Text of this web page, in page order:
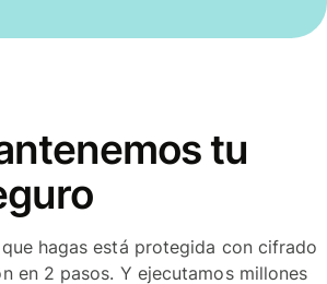
tu
hagas está protegida con cifrado
en 2 pasos. Y ejecutamos millones